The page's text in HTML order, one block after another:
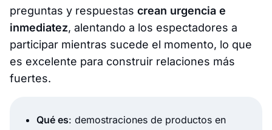
preguntas y respuestas crean urgencia e
inmediatez, alentando a los espectadores a
participar mientras sucede el momento, lo que
es excelente para construir relaciones más
fuertes.
Qué es: demostraciones de productos en